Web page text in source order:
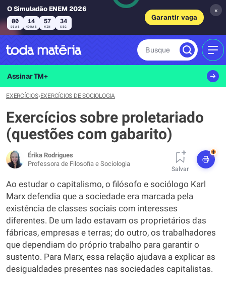
O Simuladão ENEM 2026
00
DIAS
14
HORAS
57
MIN
33
SEG
Garantir vaga
×
Busque
Assinar TM+
EXERCÍCIOS›EXERCÍCIOS DE SOCIOLOGIA
Exercícios sobre proletariado
(questões com gabarito)
Érika Rodrigues
Professora de Filosofia e Sociologia
Salvar
+
Ao estudar o capitalismo, o filósofo e sociólogo Karl
Marx defendia que a sociedade era marcada pela
existência de classes sociais com interesses
diferentes. De um lado estavam os proprietários das
fábricas, empresas e terras; do outro, os trabalhadores
que dependiam do próprio trabalho para garantir o
sustento. Para Marx, essa relação ajudava a explicar as
desigualdades presentes nas sociedades capitalistas.